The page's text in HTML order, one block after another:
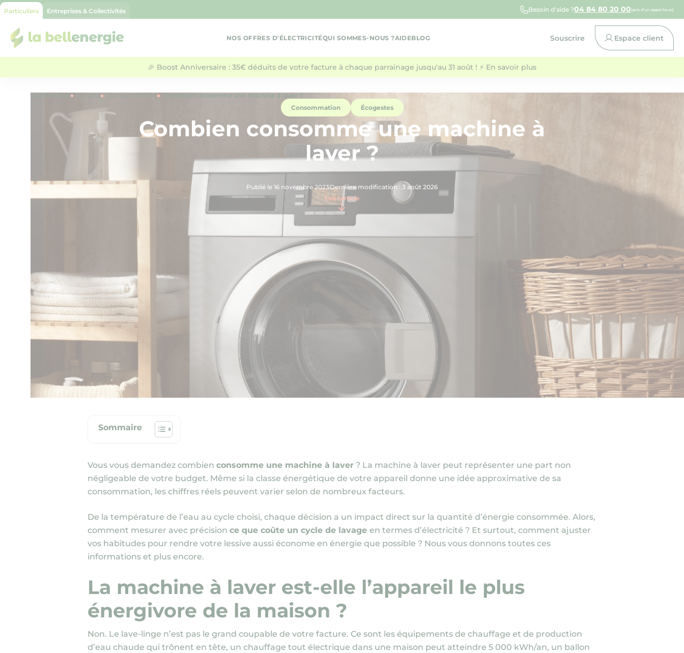
Particuliers Entreprises & Collectivités Besoin d'aide ?04 84 80 20 00 (prix d’un appel local)
la bellenergie
NOS OFFRES D'ÉLECTRICITÉQUI SOMMES-NOUS ?AIDEBLOG Souscrire Espace client
🎉 Boost Anniversaire : 35€ déduits de votre facture à chaque parrainage jusqu'au 31 août ! ⚡ En savoir plus
Consommation
Combien consomme une machine à laver ?
Consommation
Écogestes
Combien consomme une machine à
laver ?
Publié le 16 novembre 2023Dernière modification : 3 août 2026
Lire l'article
Sommaire
Vous vous demandez combien consomme une machine à laver ? La machine à laver peut représenter une part non
négligeable de votre budget. Même si la classe énergétique de votre appareil donne une idée approximative de sa
consommation, les chiffres réels peuvent varier selon de nombreux facteurs.
De la température de l’eau au cycle choisi, chaque décision a un impact direct sur la quantité d’énergie consommée. Alors,
comment mesurer avec précision ce que coûte un cycle de lavage en termes d’électricité ? Et surtout, comment ajuster
vos habitudes pour rendre votre lessive aussi économe en énergie que possible ? Nous vous donnons toutes ces
informations et plus encore.
La machine à laver est-elle l’appareil le plus
énergivore de la maison ?
Non. Le lave-linge n’est pas le grand coupable de votre facture. Ce sont les équipements de chauffage et de production
d’eau chaude qui trônent en tête, un chauffage tout électrique dans une maison peut atteindre 5 000 kWh/an, un ballon
Copier l'url de la page
Partager l'article sur Facebook